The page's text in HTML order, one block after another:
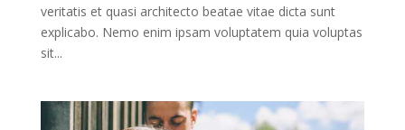
veritatis et quasi architecto beatae vitae dicta sunt
explicabo. Nemo enim ipsam voluptatem quia voluptas
sit...